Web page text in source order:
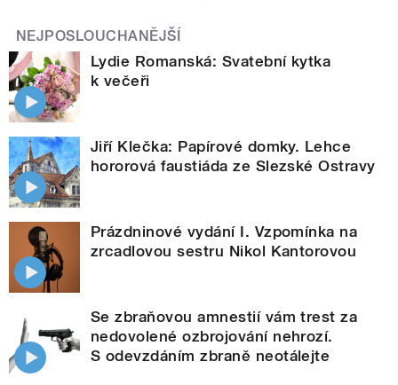
NEJPOSLOUCHANĚJŠÍ
Lydie Romanská: Svatební kytka
k večeři
Jiří Klečka: Papírové domky. Lehce
hororová faustiáda ze Slezské Ostravy
Prázdninové vydání I. Vzpomínka na
zrcadlovou sestru Nikol Kantorovou
Se zbraňovou amnestií vám trest za
nedovolené ozbrojování nehrozí.
S odevzdáním zbraně neotálejte